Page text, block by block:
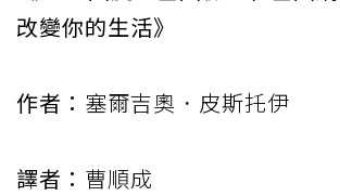
改變你的生活》
作者： 塞爾吉奧．皮斯托伊
譯者： 曹順成